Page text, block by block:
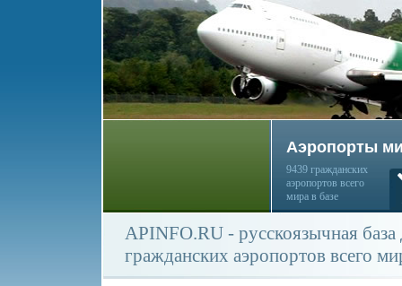
Аэропорты
9439 гражданских
аэропортов всего
мира в базе
APINFO.RU - русскоязычная
гражданских аэропортов всего